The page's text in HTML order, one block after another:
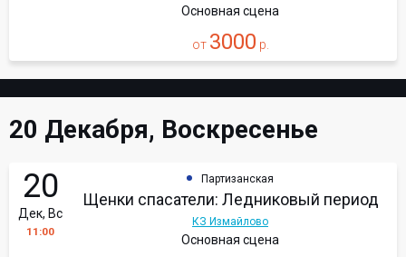
Основная сцена
от 3000 р.
20 Декабря, Воскресенье
20
Дек, Вс
11:00
Партизанская
Щенки спасатели: Ледниковый период
КЗ Измайлово
Основная сцена